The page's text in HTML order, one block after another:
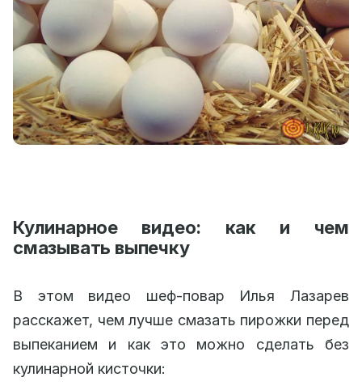
Кулинарное видео: как и чем
смазывать выпечку
В этом видео шеф-повар Илья Лазарев
расскажет, чем лучше смазать пирожки перед
выпеканием и как это можно сделать без
кулинарной кисточки: